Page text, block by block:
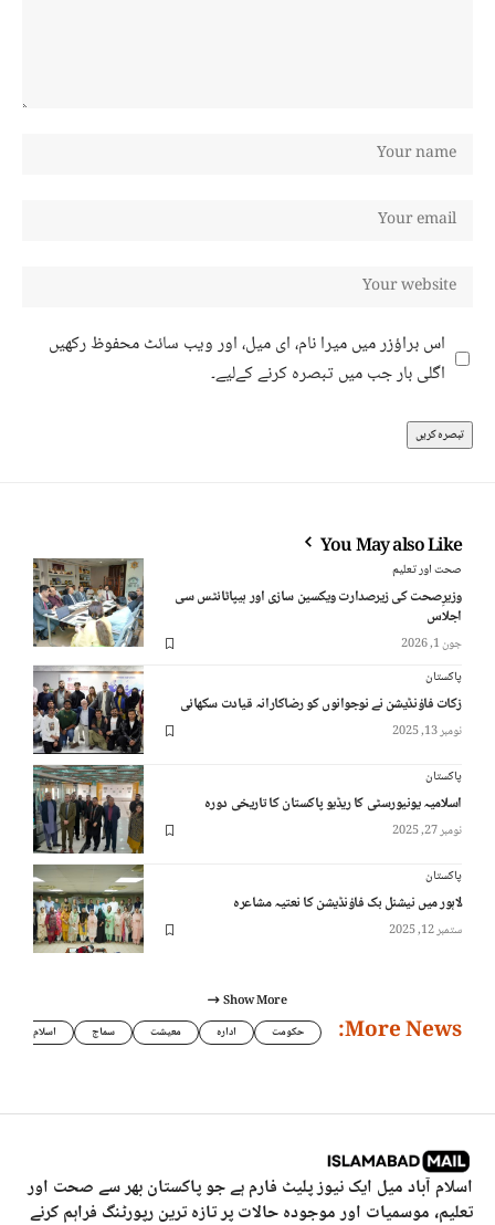
اس براؤزر میں میرا نام، ای میل، اور ویب سائٹ محفوظ رکھیں
اگلی بار جب میں تبصرہ کرنے کےلیے۔
You May also Like
صحت اور تعلیم
وزیرِصحت کی زیرصدارت ویکسین سازی اور ہیپاٹائٹس سی
اجلاس
جون 1, 2026
پاکستان
زکات فاؤنڈیشن نے نوجوانوں کو رضاکارانہ قیادت سکھائی
نومبر 13, 2025
پاکستان
اسلامیہ یونیورسٹی کا ریڈیو پاکستان کا تاریخی دورہ
نومبر 27, 2025
پاکستان
لاہور میں نیشنل بک فاؤنڈیشن کا نعتیہ مشاعرہ
ستمبر 12, 2025
Show More
More News: حکومت ادارہ معیشت سماج اسلام
اسلام آباد میل ایک نیوز پلیٹ فارم ہے جو پاکستان بھر سے صحت اور
تعلیم، موسمیات اور موجودہ حالات پر تازہ ترین رپورٹنگ فراہم کرنے